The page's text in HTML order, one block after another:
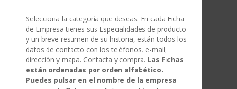
Selecciona la categoría que deseas. En cada Ficha
de Empresa tienes sus Especialidades de producto
y un breve resumen de su historia, están todos los
datos de contacto con los teléfonos, e-mail,
dirección y mapa. Contacta y compra. Las Fichas
están ordenadas por orden alfabético.
Puedes pulsar en el nombre de la empresa